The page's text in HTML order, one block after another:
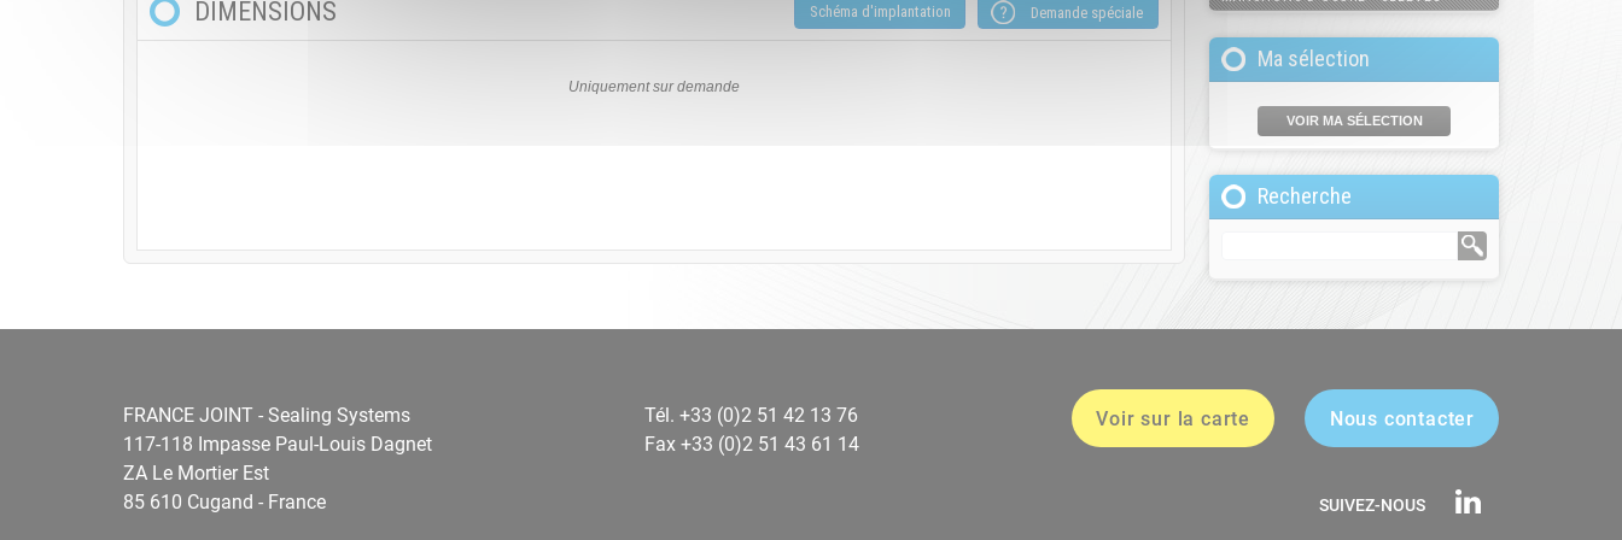
DIMENSIONS Schéma d'implantation
Uniquement sur demande
Ma sélection
VOIR MA SÉLECTION
Recherche
FRANCE JOINT - Sealing Systems
117-118 Impasse Paul-Louis Dagnet
ZA Le Mortier Est
85 610 Cugand - France
Tél. +33 (0)2 51 42 13 76
Fax +33 (0)2 51 43 61 14
Voir sur la carte Nous contacter
SUIVEZ-NOUS